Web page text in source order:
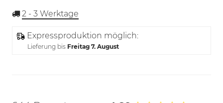
2 - 3 Werktage
Expressproduktion möglich:
Lieferung bis Freitag 7. August